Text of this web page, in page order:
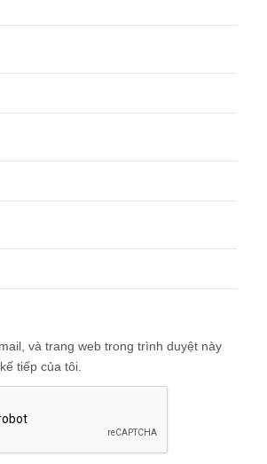
và trang web trong trình duyệt này
tiếp của tôi.